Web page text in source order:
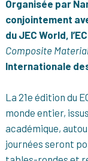
Organisée par
conjointement
du JEC World,
Composite
Internationale
La 21e édition du
monde entier,
académique,
journées seront